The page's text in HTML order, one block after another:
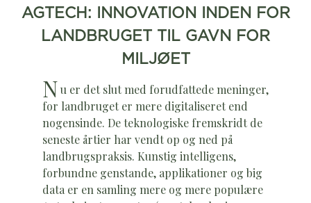
AGTECH: INNOVATION INDEN FOR
LANDBRUGET TIL GAVN FOR
MILJØET
Nu er det slut med forudfattede meninger,
for landbruget er mere digitaliseret end
nogensinde. De teknologiske fremskridt de
seneste årtier har vendt op og ned på
landbrugspraksis. Kunstig intelligens,
forbundne genstande, applikationer og big
data er en samling mere og mere populære